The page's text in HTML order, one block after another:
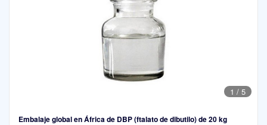
1 / 5
Embalaje global en África de DBP (ftalato de dibutilo) de 20 kg